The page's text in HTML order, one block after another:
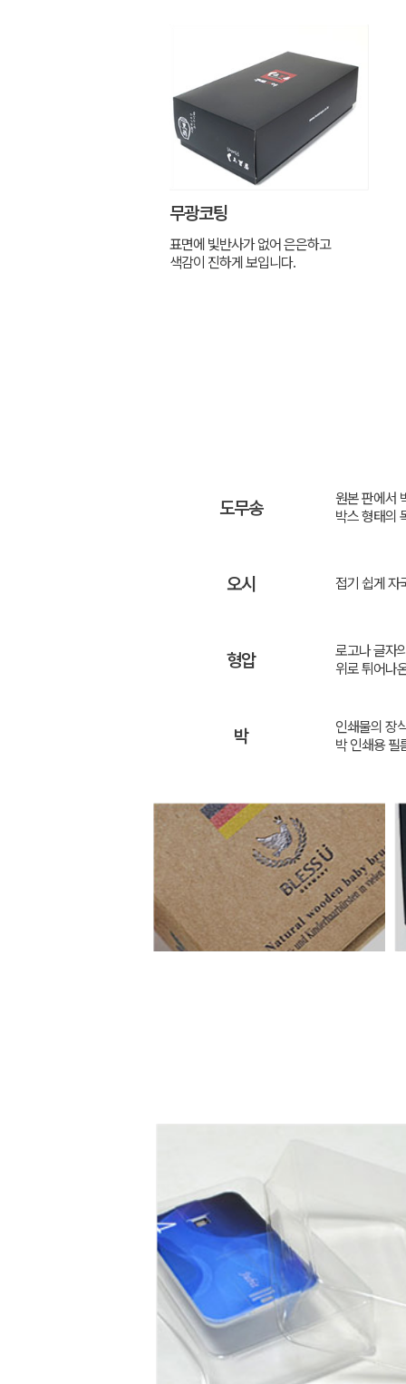
무광코팅
표면에 빛반사가 없어 은은하고
색감이 진하게 보입니다.
도무송
원본 판에서
박스 형태의
오시 접기 쉽게 자
형압
로고나 글자
위로 튀어나
박
인쇄물의 장
박 인쇄용 필